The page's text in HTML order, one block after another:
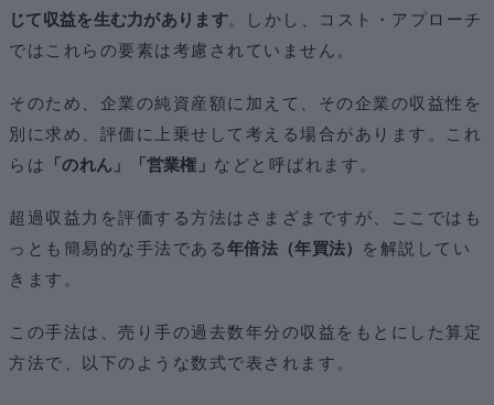
じて収益を生む力があります。しかし、コスト・アプローチ
ではこれらの要素は考慮されていません。
そのため、企業の純資産額に加えて、その企業の収益性を
別に求め、評価に上乗せして考える場合があります。これ
らは
「のれん」「営業権」 などと呼ばれます。
超過収益力を評価する方法はさまざまですが、ここではも
っとも簡易的な手法である年倍法（年買法） を解説してい
きます。
この手法は、売り手の過去数年分の収益をもとにした算定
方法で、以下のような数式で表されます。